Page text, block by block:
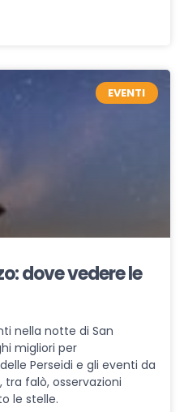
EVENTI
dove vedere le
nella notte di San
migliori per
Perseidi e gli eventi da
tra falò, osservazioni
le stelle.